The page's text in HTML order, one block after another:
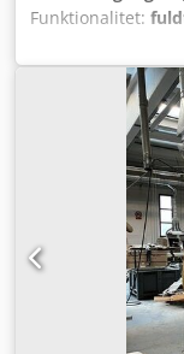
Funktionalitet:
PROFILFRÆSER
NTPL - CE-
vertikal 7,5 kW 3.
11 kW 5. Øvre
- Fabr. nr.: AA2/